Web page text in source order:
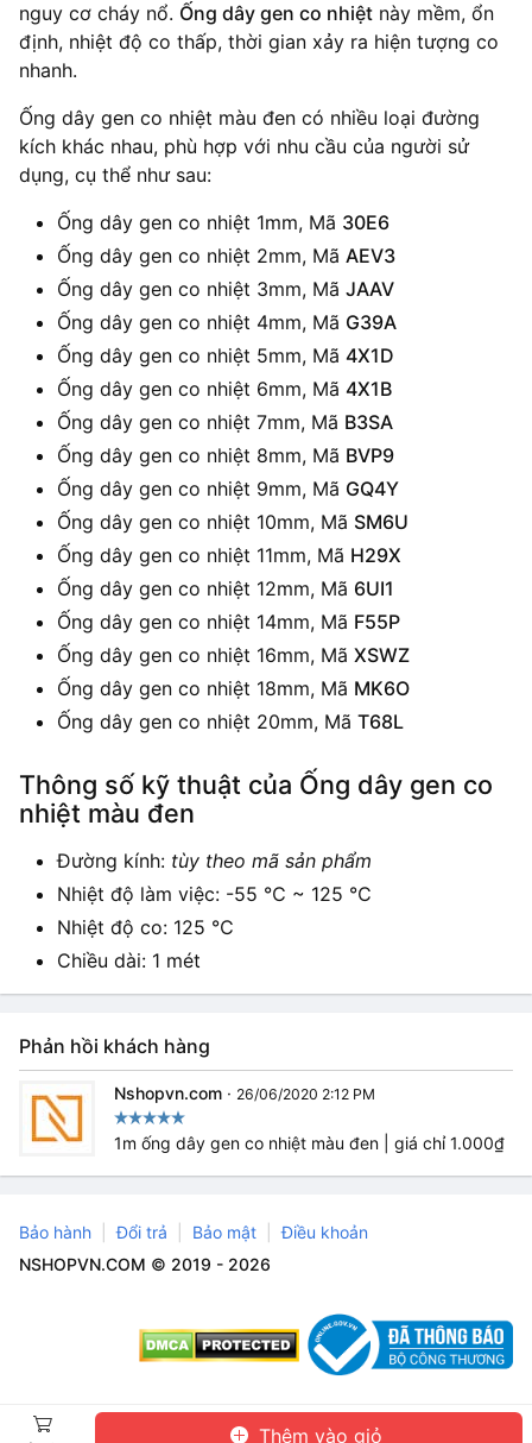
Thêm vào giỏ
nguy cơ cháy nổ. Ống dây gen co nhiệt này mềm, ổn
định, nhiệt độ co thấp, thời gian xảy ra hiện tượng co
nhanh.
Ống dây gen co nhiệt màu đen có nhiều loại đường
kích khác nhau, phù hợp với nhu cầu của người sử
dụng, cụ thể như sau:
Ống dây gen co nhiệt 1mm, Mã 30E6
Ống dây gen co nhiệt 2mm, Mã AEV3
Ống dây gen co nhiệt 3mm, Mã JAAV
Ống dây gen co nhiệt 4mm, Mã G39A
Ống dây gen co nhiệt 5mm, Mã 4X1D
Ống dây gen co nhiệt 6mm, Mã 4X1B
Ống dây gen co nhiệt 7mm, Mã B3SA
Ống dây gen co nhiệt 8mm, Mã BVP9
Ống dây gen co nhiệt 9mm, Mã GQ4Y
Ống dây gen co nhiệt 10mm, Mã SM6U
Ống dây gen co nhiệt 11mm, Mã H29X
Ống dây gen co nhiệt 12mm, Mã 6UI1
Ống dây gen co nhiệt 14mm, Mã F55P
Ống dây gen co nhiệt 16mm, Mã XSWZ
Ống dây gen co nhiệt 18mm, Mã MK6O
Ống dây gen co nhiệt 20mm, Mã T68L
Thông số kỹ thuật của Ống dây gen co
nhiệt màu đen
Đường kính: tùy theo mã sản phẩm
Nhiệt độ làm việc: -55 ℃ ~ 125 ℃
Nhiệt độ co: 125 ℃
Chiều dài: 1 mét
Phản hồi khách hàng
Nshopvn.com · 26/06/2020 2:12 PM
1m ống dây gen co nhiệt màu đen | giá chỉ 1.000₫
Bảo hành Đổi trả Bảo mật
Điều khoản
NSHOPVN.COM © 2019 - 2026